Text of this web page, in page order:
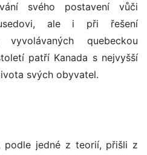
svého postavení vůči
ale i při řešení
vyvolávaných quebeckou
patří Kanada s nejvyšší
svých obyvatel.
podle jedné z teorií, přišli z